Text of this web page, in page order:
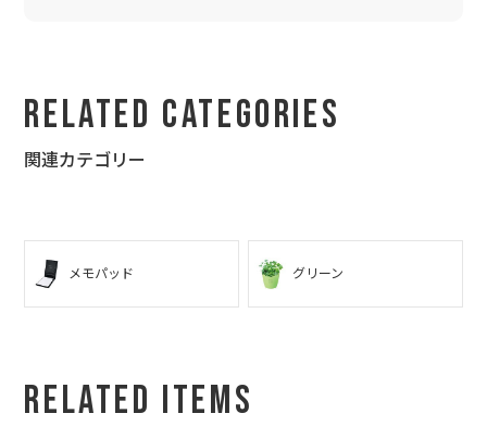
また機会があれば注文したいと思います。本当にありがとうござ
いました。
Related Categories
関連カテゴリー
メモパッド グリーン
Related Items